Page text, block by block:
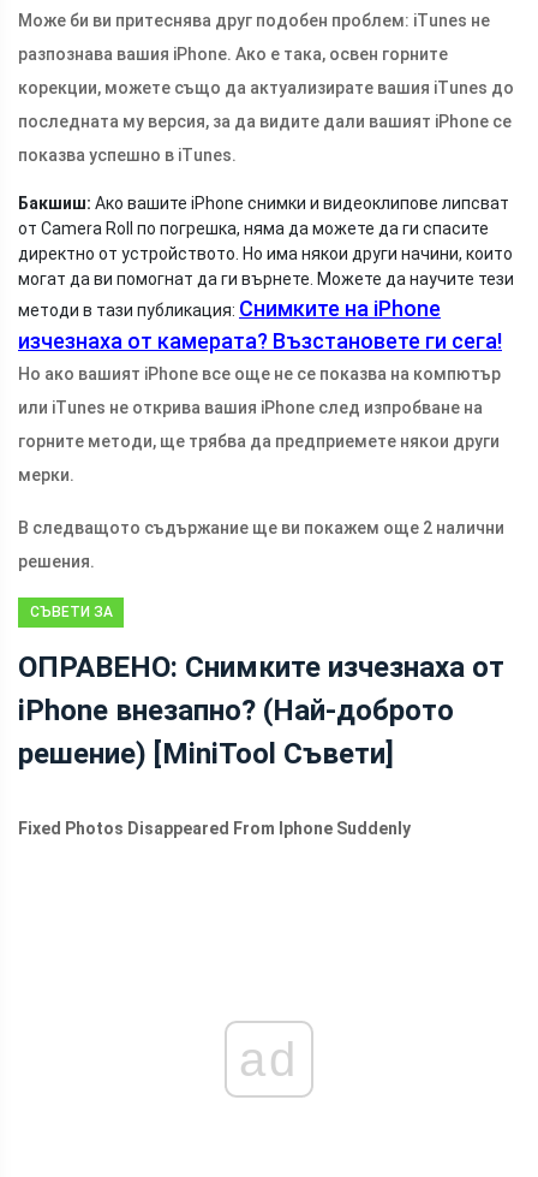
Може би ви притеснява друг подобен проблем: iTunes не
разпознава вашия iPhone. Ако е така, освен горните
корекции, можете също да актуализирате вашия iTunes до
последната му версия, за да видите дали вашият iPhone се
показва успешно в iTunes.
Бакшиш: Ако вашите iPhone снимки и видеоклипове липсват
от Camera Roll по погрешка, няма да можете да ги спасите
директно от устройството. Но има някои други начини, които
могат да ви помогнат да ги върнете. Можете да научите тези
методи в тази публикация: Снимките на iPhone
изчезнаха от камерата? Възстановете ги сега!
Но ако вашият iPhone все още не се показва на компютър
или iTunes не открива вашия iPhone след изпробване на
горните методи, ще трябва да предприемете някои други
мерки.
В следващото съдържание ще ви покажем още 2 налични
решения.
СЪВЕТИ ЗА
НА ФАЙЛОВЕ
НА IOS
ОПРАВЕНО: Снимките изчезнаха от
iPhone внезапно? (Най-доброто
решение) [MiniTool Съвети]
Fixed Photos Disappeared From Iphone Suddenly
ad